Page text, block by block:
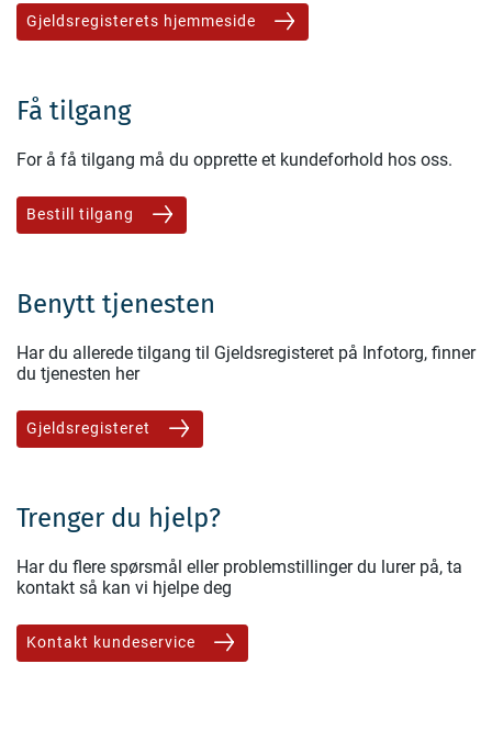
Gjeldsregisterets hjemmeside
Få tilgang
For å få tilgang må du opprette et kundeforhold hos oss.
Bestill tilgang
Benytt tjenesten
Har du allerede tilgang til Gjeldsregisteret på Infotorg, finner
du tjenesten her
Gjeldsregisteret
Trenger du hjelp?
Har du flere spørsmål eller problemstillinger du lurer på, ta
kontakt så kan vi hjelpe deg
Kontakt kundeservice